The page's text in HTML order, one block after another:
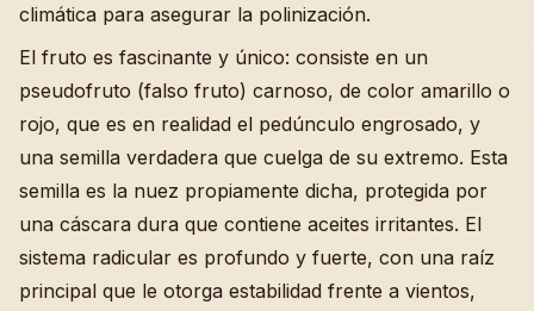
climática para asegurar la polinización.
El fruto es fascinante y único: consiste en un
pseudofruto (falso fruto) carnoso, de color amarillo o
rojo, que es en realidad el pedúnculo engrosado, y
una semilla verdadera que cuelga de su extremo. Esta
semilla es la nuez propiamente dicha, protegida por
una cáscara dura que contiene aceites irritantes. El
sistema radicular es profundo y fuerte, con una raíz
principal que le otorga estabilidad frente a vientos,